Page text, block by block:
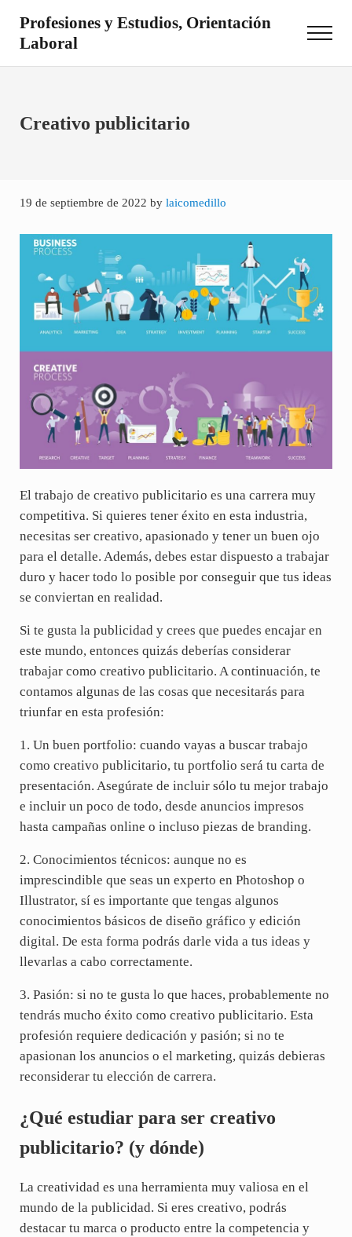
Profesiones y Estudios, Orientación
Laboral
Menu
Creativo publicitario
19 de septiembre de 2022 by laicomedillo
El trabajo de creativo publicitario es una carrera muy
competitiva. Si quieres tener éxito en esta industria,
necesitas ser creativo, apasionado y tener un buen ojo
para el detalle. Además, debes estar dispuesto a trabajar
duro y hacer todo lo posible por conseguir que tus ideas
se conviertan en realidad.
Si te gusta la publicidad y crees que puedes encajar en
este mundo, entonces quizás deberías considerar
trabajar como creativo publicitario. A continuación, te
contamos algunas de las cosas que necesitarás para
triunfar en esta profesión:
1. Un buen portfolio: cuando vayas a buscar trabajo
como creativo publicitario, tu portfolio será tu carta de
presentación. Asegúrate de incluir sólo tu mejor trabajo
e incluir un poco de todo, desde anuncios impresos
hasta campañas online o incluso piezas de branding.
2. Conocimientos técnicos: aunque no es
imprescindible que seas un experto en Photoshop o
Illustrator, sí es importante que tengas algunos
conocimientos básicos de diseño gráfico y edición
digital. De esta forma podrás darle vida a tus ideas y
llevarlas a cabo correctamente.
3. Pasión: si no te gusta lo que haces, probablemente no
tendrás mucho éxito como creativo publicitario. Esta
profesión requiere dedicación y pasión; si no te
apasionan los anuncios o el marketing, quizás debieras
reconsiderar tu elección de carrera.
¿Qué estudiar para ser creativo
publicitario? (y dónde)
La creatividad es una herramienta muy valiosa en el
mundo de la publicidad. Si eres creativo, podrás
destacar tu marca o producto entre la competencia y